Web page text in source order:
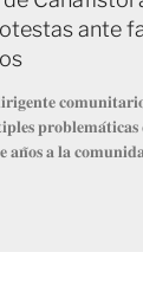
ante
𝐚𝐧̃𝐨𝐬 𝐚 𝐥𝐚